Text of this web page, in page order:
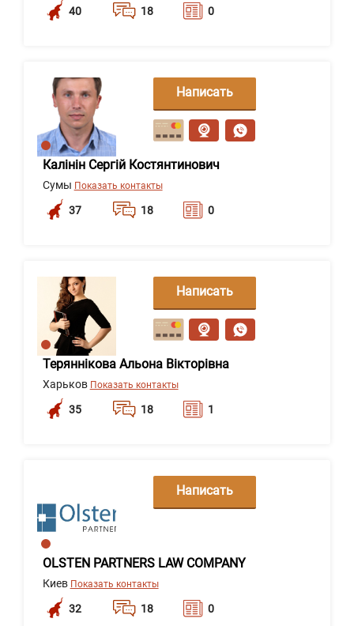
40 18 0
Калінін Сергій Костянтинович
Сумы Показать контакты
37 18 0
Написать
сообщение
Теряннікова Альона Вікторівна
Харьков Показать контакты
35 18 1
Написать
сообщение
OLSTEN PARTNERS LAW COMPANY
Киев Показать контакты
32 18 0
Написать